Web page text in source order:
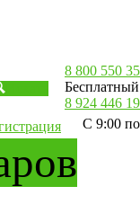
8 800 550
8 924 446
С 9:00